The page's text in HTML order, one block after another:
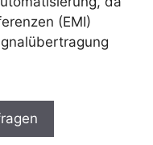
(EMI)